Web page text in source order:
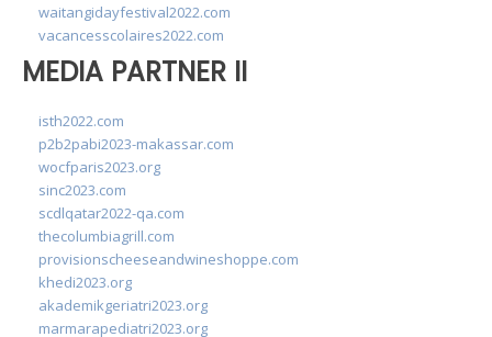
waitangidayfestival2022.com
vacancesscolaires2022.com
MEDIA PARTNER II
isth2022.com
p2b2pabi2023-makassar.com
wocfparis2023.org
sinc2023.com
scdlqatar2022-qa.com
thecolumbiagrill.com
provisionscheeseandwineshoppe.com
khedi2023.org
akademikgeriatri2023.org
marmarapediatri2023.org